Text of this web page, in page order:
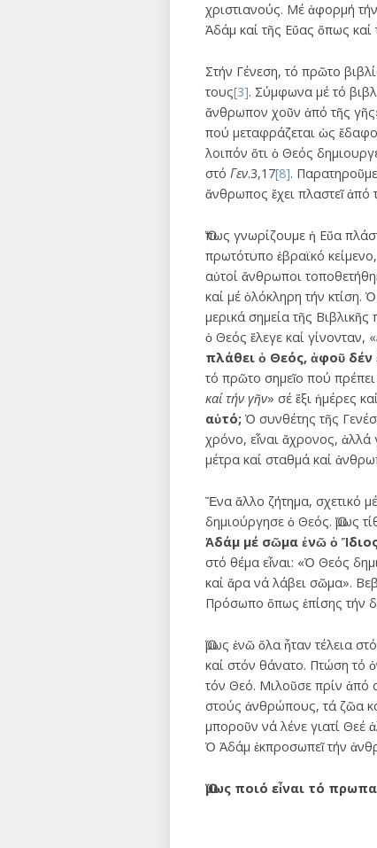
χριστιανούς. Μέ ἀφορμή
Ἀδάμ καί τῆς Εὔας ὅπως καί
Στήν Γένεση, τό πρῶτο
τους[3]. Σύμφωνα μέ τό
ἄνθρωπον χοῦν ἀπό τῆς
πού μεταφράζεται ὡς
λοιπόν ὅτι ὁ Θεός
στό Γεν.3,17[8].
ἄνθρωπος ἔχει πλαστεῖ ἀπό
Ὅπως γνωρίζουμε ἡ Εὔα
πρωτότυπο ἑβραϊκό
αὐτοί ἄνθρωποι
καί μέ ὁλόκληρη τήν κτίση.
μερικά σημεία τῆς
ὁ Θεός ἔλεγε καί γίνονταν, «
πλάθει ὁ Θεός, ἀφοῦ δέν
τό πρῶτο σημεῖο πού
καί τήν γῆν» σέ ἕξι ἡμέρες
αὐτό; Ὁ συνθέτης τῆς
χρόνο, εἶναι ἄχρονος,
μέτρα καί σταθμά καί
Ἕνα ἄλλο ζήτημα, σχετικό
δημιούργησε ὁ Θεός. Ὅμως
Ἀδάμ μέ σῶμα ἐνῶ ὁ
στό θέμα εἶναι: «Ὁ Θεός
καί ἅρα νά λάβει σῶμα».
Πρόσωπο ὅπως ἐπίσης τήν
Ὅμως ἐνῶ ὅλα ἦταν τέλεια
καί στόν θάνατο. Πτώση τό
τόν Θεό. Μιλοῦσε πρίν ἀπό
στούς ἀνθρώπους, τά ζῶα
μποροῦν νά λένε γιατί Θεέ
Ὁ Ἀδάμ ἐκπροσωπεῖ τήν
Ὅμως ποιό εἶναι τό